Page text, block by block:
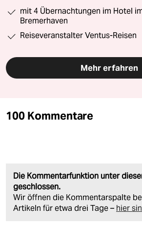
mit 4 Übernachtungen im Hotel
Bremerhaven
Reiseveranstalter Ventus-Reisen
Mehr erfahren
100 Kommentare
Die Kommentarfunktion unter
geschlossen.
Wir öffnen die Kommentarspalte
Artikeln für etwa drei Tage – hier